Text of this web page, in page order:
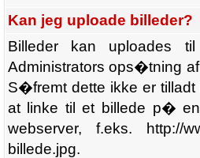
Kan jeg uploade billeder?
Billeder kan uploades
Administrators ops�tning
S�fremt dette ikke er
at linke til et billede p�
webserver, f.eks. http://
billede.jpg.